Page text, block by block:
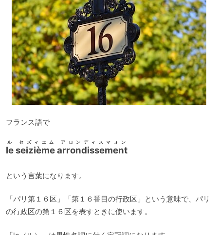
フランス語で
le seizième arrondissement
ル セズィエム アロンディスマォン
という言葉になります。
「パリ第１６区」「第１６番目の行政区」という意味で、パリ
の行政区の第１６区を表すときに使います。